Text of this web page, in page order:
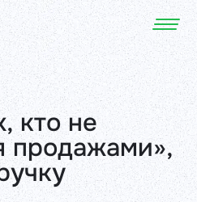
кто не
продажами»,